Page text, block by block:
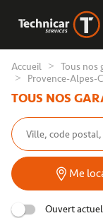
Accueil
Tous nos
Provence-Alpes-
TOUS NOS
Me
Ouvert